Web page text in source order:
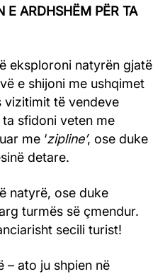
E ARDHSHËM PËR TA
eksploroni natyrën gjatë
e shijoni me ushqimet
vizitimit të vendeve
sfidoni veten me
me ‘zipline’, ose duke
detare.
natyrë, ose duke
turmës së çmendur.
secili turist!
– ato ju shpien në